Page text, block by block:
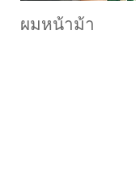
ผมหน้าม้า